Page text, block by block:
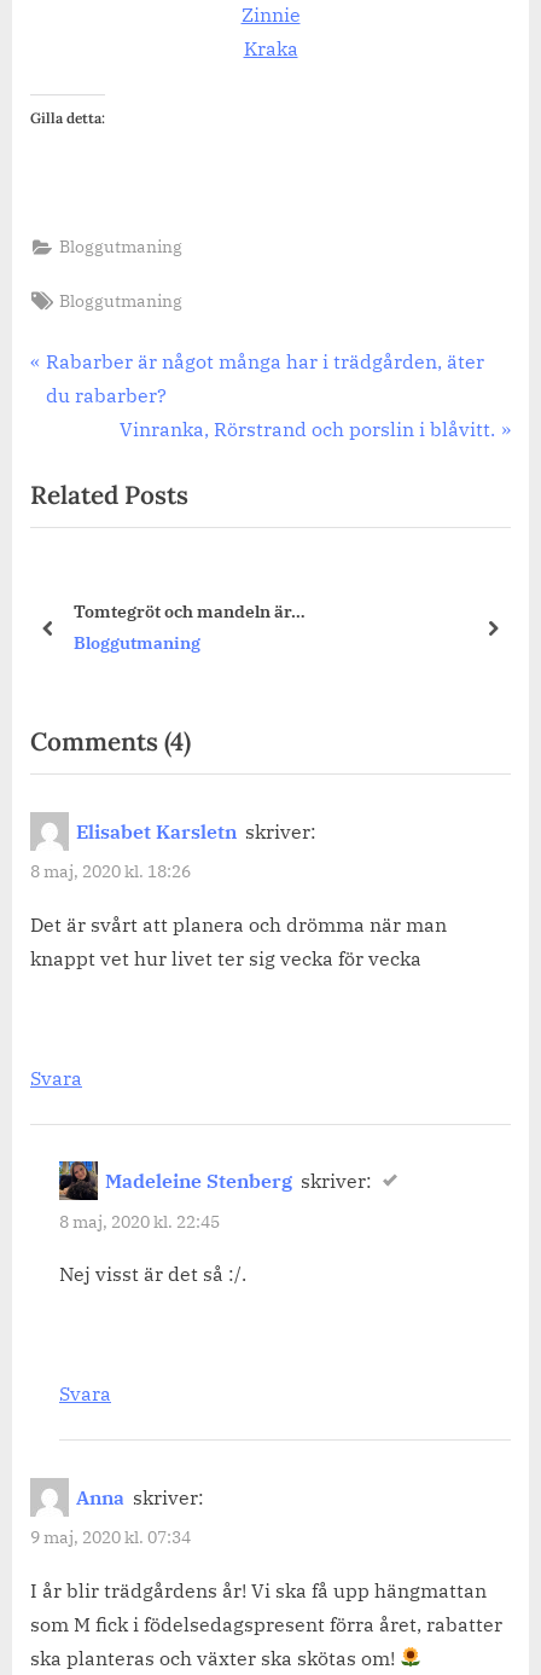
Zinnie
Kraka
Gilla detta:
Bloggutmaning
Tags:
Bloggutmaning
Inläggsnavigering
Previous
Post:
Rabarber är något många har i trädgården, äter
du rabarber?
Next
Vinranka, Rörstrand och porslin i blåvitt.
Related Posts
och mandeln är…
prev next
Comments(4)on
“Har
några
planer
Elisabet Karsletn skriver:
8 maj, 2020 kl. 18:26
Det är svårt att planera och drömma när man
knappt vet hur livet ter sig vecka för vecka
Svara
Madeleine Stenberg skriver:
8 maj, 2020 kl. 22:45
Nej visst är det så :/.
Svara
Anna skriver:
9 maj, 2020 kl. 07:34
I år blir trädgårdens år! Vi ska få upp hängmattan
som M fick i födelsedagspresent förra året, rabatter
ska planteras och växter ska skötas om!